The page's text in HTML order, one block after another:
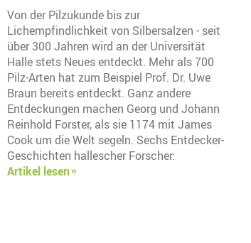
Von der Pilzukunde bis zur
Lichempfindlichkeit von Silbersalzen - seit
über 300 Jahren wird an der Universität
Halle stets Neues entdeckt. Mehr als 700
Pilz-Arten hat zum Beispiel Prof. Dr. Uwe
Braun bereits entdeckt. Ganz andere
Entdeckungen machen Georg und Johann
Reinhold Forster, als sie 1174 mit James
Cook um die Welt segeln. Sechs Entdecker-
Geschichten hallescher Forscher:
Artikel lesen